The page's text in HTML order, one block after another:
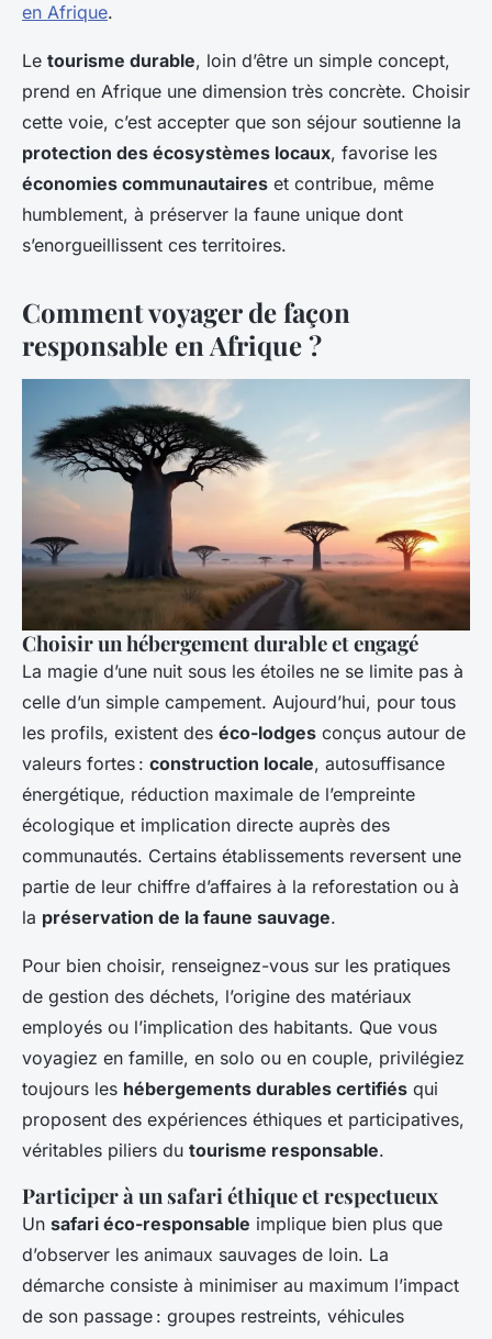
en Afrique.
Le tourisme durable, loin d’être un simple concept,
prend en Afrique une dimension très concrète. Choisir
cette voie, c’est accepter que son séjour soutienne la
protection des écosystèmes locaux, favorise les
économies communautaires et contribue, même
humblement, à préserver la faune unique dont
s’enorgueillissent ces territoires.
Comment voyager de façon
responsable en Afrique ?
Choisir un hébergement durable et engagé
La magie d’une nuit sous les étoiles ne se limite pas à
celle d’un simple campement. Aujourd’hui, pour tous
les profils, existent des éco-lodges conçus autour de
valeurs fortes : construction locale, autosuffisance
énergétique, réduction maximale de l’empreinte
écologique et implication directe auprès des
communautés. Certains établissements reversent une
partie de leur chiffre d’affaires à la reforestation ou à
la préservation de la faune sauvage.
Pour bien choisir, renseignez-vous sur les pratiques
de gestion des déchets, l’origine des matériaux
employés ou l’implication des habitants. Que vous
voyagiez en famille, en solo ou en couple, privilégiez
toujours les hébergements durables certifiés qui
proposent des expériences éthiques et participatives,
véritables piliers du tourisme responsable.
Participer à un safari éthique et respectueux
Un safari éco-responsable implique bien plus que
d’observer les animaux sauvages de loin. La
démarche consiste à minimiser au maximum l’impact
de son passage : groupes restreints, véhicules